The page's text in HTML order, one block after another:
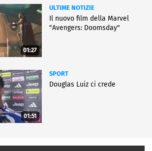
01:27
ULTIME NOTIZIE
Il nuovo film della Marvel
"Avengers: Doomsday"
01:51
SPORT
Douglas Luiz ci crede